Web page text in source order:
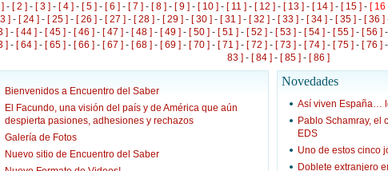
- [ 2 ] - [ 3 ] - [ 4 ] - [ 5 ] - [ 6 ] - [ 7 ] - [ 8 ] - [ 9 ] - [ 10 ] - [ 11 ] - [ 12 ] - [ 13 ] - [ 14 ] - [ 15 ] - [ 16
] - [ 24 ] - [ 25 ] - [ 26 ] - [ 27 ] - [ 28 ] - [ 29 ] - [ 30 ] - [ 31 ] - [ 32 ] - [ 33 ] - [ 34 ] - [ 35 ] - [ 36 ]
] - [ 44 ] - [ 45 ] - [ 46 ] - [ 47 ] - [ 48 ] - [ 49 ] - [ 50 ] - [ 51 ] - [ 52 ] - [ 53 ] - [ 54 ] - [ 55 ] - [ 56 ] -
] - [ 64 ] - [ 65 ] - [ 66 ] - [ 67 ] - [ 68 ] - [ 69 ] - [ 70 ] - [ 71 ] - [ 72 ] - [ 73 ] - [ 74 ] - [ 75 ] - [ 76 ] -
83 ] - [ 84 ] - [ 85 ] - [ 86 ]
Bienvenidos a Encuentro del Saber
El Facundo, una visión del país y de América que aún
despierta pasiones, adhesiones y rechazos
Galería de Fotos
Nuevo sitio de Encuentro del Saber
Novedades
Así viven España…
Pablo Schamray, el
EDS
Uno de estos cinco
Doblete extranjero